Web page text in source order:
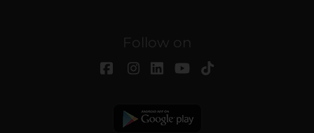
Follow on